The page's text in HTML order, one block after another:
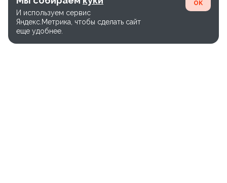
И используем сервис
Яндекс.Метрика, чтобы сделать сайт
еще удобнее.
OK